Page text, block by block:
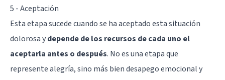
5 - Aceptación
Esta etapa sucede cuando se ha aceptado esta situación
dolorosa ydepende de los recursos de cada uno el
aceptarla antes o después. No es una etapa que
represente alegría, sino más bien desapego emocional y